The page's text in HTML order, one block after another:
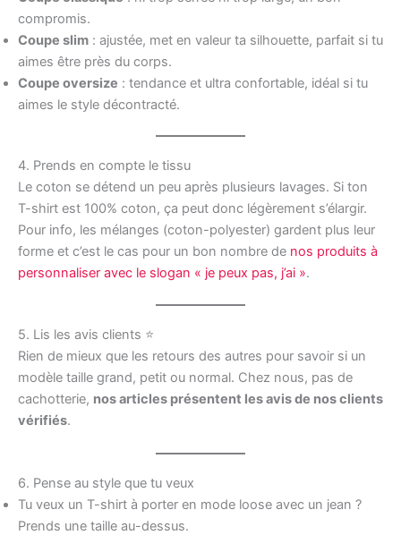
compromis.
Coupe slim : ajustée, met en valeur ta silhouette, parfait si tu
aimes être près du corps.
Coupe oversize : tendance et ultra confortable, idéal si tu
aimes le style décontracté.
4. Prends en compte le tissu
Le coton se détend un peu après plusieurs lavages. Si ton
T-shirt est 100% coton, ça peut donc légèrement s’élargir.
Pour info, les mélanges (coton-polyester) gardent plus leur
forme et c’est le cas pour un bon nombre de nos produits à
personnaliser avec le slogan « je peux pas, j’ai ».
5. Lis les avis clients ⭐
Rien de mieux que les retours des autres pour savoir si un
modèle taille grand, petit ou normal. Chez nous, pas de
cachotterie, nos articles présentent les avis de nos clients
vérifiés.
6. Pense au style que tu veux
Tu veux un T-shirt à porter en mode loose avec un jean ?
Prends une taille au-dessus.